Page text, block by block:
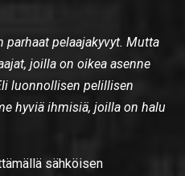
parhaat pelaajakyvyt. Mutta
joilla on oikea asenne
luonnollisen pelillisen
hyviä ihmisiä, joilla on halu
sähköisen